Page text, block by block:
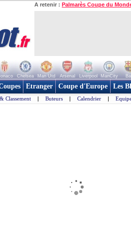
A retenir : Palmarès Coupe du
Chelsea Man Utd Arsenal Liverpool ManCity
Etranger Coupe d'Europe Les
Classement | Buteurs | Calendrier |